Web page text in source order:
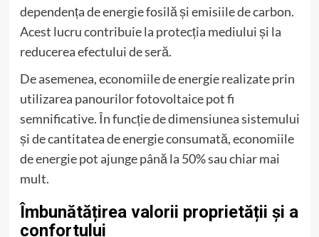
dependența de energie fosilă și emisiile de carbon.
Acest lucru contribuie la protecția mediului și la
reducerea efectului de seră.
De asemenea, economiile de energie realizate prin
utilizarea panourilor fotovoltaice pot fi
semnificative. În funcție de dimensiunea sistemului
și de cantitatea de energie consumată, economiile
de energie pot ajunge până la 50% sau chiar mai
mult.
Îmbunătățirea valorii proprietății și a
confortului